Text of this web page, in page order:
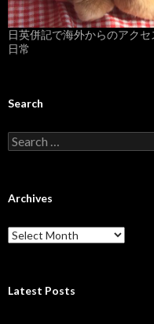
日英併記で海外からのアク
日常
Search
S
e
c
f
o
Archives
A
r
iLatest Posts